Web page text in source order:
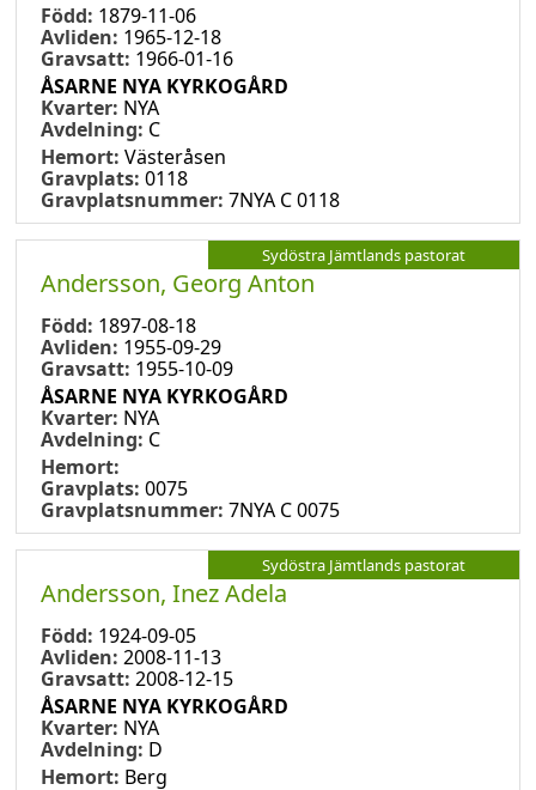
Född: 1879-11-06
Avliden: 1965-12-18
Gravsatt: 1966-01-16
ÅSARNE NYA KYRKOGÅRD
Kvarter: NYA
Avdelning: C
Hemort: Västeråsen
Gravplats: 0118
Gravplatsnummer: 7NYA C 0118
Sydöstra Jämtlands pastorat
Andersson, Georg Anton
Född: 1897-08-18
Avliden: 1955-09-29
Gravsatt: 1955-10-09
ÅSARNE NYA KYRKOGÅRD
Kvarter: NYA
Avdelning: C
Hemort:
Gravplats: 0075
Gravplatsnummer: 7NYA C 0075
Sydöstra Jämtlands pastorat
Andersson, Inez Adela
Född: 1924-09-05
Avliden: 2008-11-13
Gravsatt: 2008-12-15
ÅSARNE NYA KYRKOGÅRD
Kvarter: NYA
Avdelning: D
Hemort: Berg